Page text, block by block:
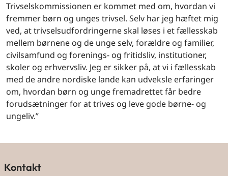
Trivselskommissionen er kommet med om, hvordan vi
fremmer børn og unges trivsel. Selv har jeg hæftet mig
ved, at trivselsudfordringerne skal løses i et fællesskab
mellem børnene og de unge selv, forældre og familier,
civilsamfund og forenings- og fritidsliv, institutioner,
skoler og erhvervsliv. Jeg er sikker på, at vi i fællesskab
med de andre nordiske lande kan udveksle erfaringer
om, hvordan børn og unge fremadrettet får bedre
forudsætninger for at trives og leve gode børne- og
ungeliv.”
Kontakt